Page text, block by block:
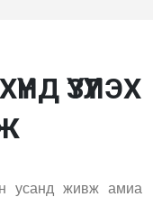
ҮЗҮҮЛЭХ
усанд живж амиа